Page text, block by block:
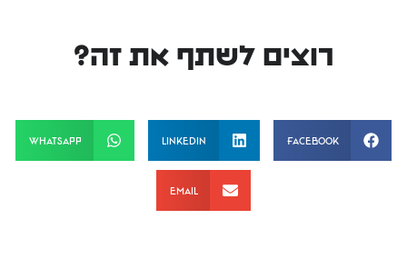
רוצים לשתף את זה?
Facebook
LinkedIn
WhatsApp
Email